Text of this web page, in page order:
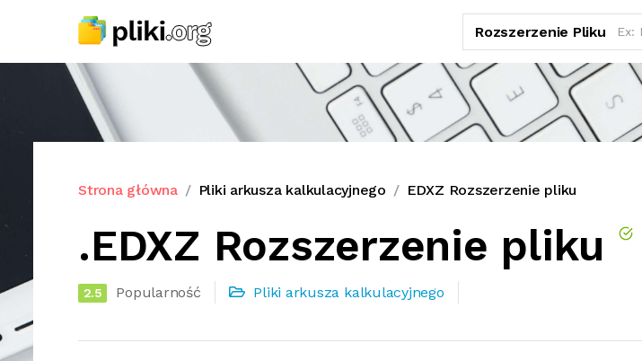
Rozszerzenie Pliku
Strona główna Pliki arkusza kalkulacyjnego EDXZ Rozszerzenie pliku
.EDXZ Rozszerzenie pliku
2.5 Popularność Pliki arkusza kalkulacyjnego